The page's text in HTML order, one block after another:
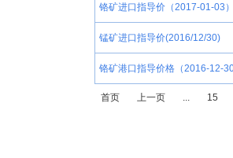
铬矿进口指导价（2017-01-03）
锰矿进口指导价(2016/12/30)
铬矿港口指导价格（2016-12-30
首页 上一页 15